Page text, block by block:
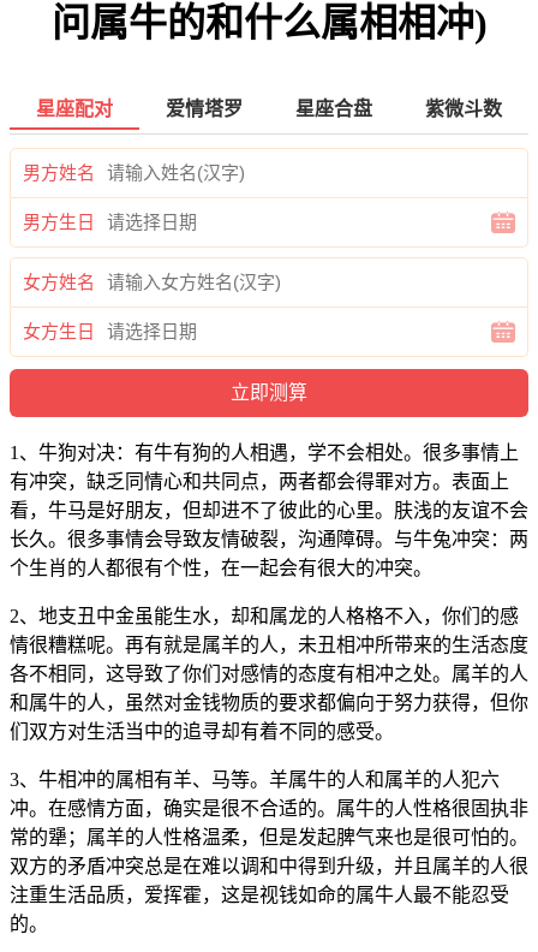
问属牛的和什么属相相冲)
星座配对 爱情塔罗 星座合盘 紫微斗数
男方姓名
男方生日
女方姓名
女方生日
1、牛狗对决：有牛有狗的人相遇，学不会相处。很多事情上
有冲突，缺乏同情心和共同点，两者都会得罪对方。表面上
看，牛马是好朋友，但却进不了彼此的心里。肤浅的友谊不会
长久。很多事情会导致友情破裂，沟通障碍。与牛兔冲突：两
个生肖的人都很有个性，在一起会有很大的冲突。
2、地支丑中金虽能生水，却和属龙的人格格不入，你们的感
情很糟糕呢。再有就是属羊的人，未丑相冲所带来的生活态度
各不相同，这导致了你们对感情的态度有相冲之处。属羊的人
和属牛的人，虽然对金钱物质的要求都偏向于努力获得，但你
们双方对生活当中的追寻却有着不同的感受。
3、牛相冲的属相有羊、马等。羊属牛的人和属羊的人犯六
冲。在感情方面，确实是很不合适的。属牛的人性格很固执非
常的犟；属羊的人性格温柔，但是发起脾气来也是很可怕的。
双方的矛盾冲突总是在难以调和中得到升级，并且属羊的人很
注重生活品质，爱挥霍，这是视钱如命的属牛人最不能忍受
的。